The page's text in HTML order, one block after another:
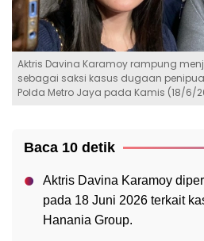
Aktris Davina Karamoy rampung
sebagai saksi kasus dugaan
Polda Metro Jaya pada Kamis (18/6/
Baca 10 detik
Aktris Davina Karamoy
pada 18 Juni 2026 terkait
Hanania Group.